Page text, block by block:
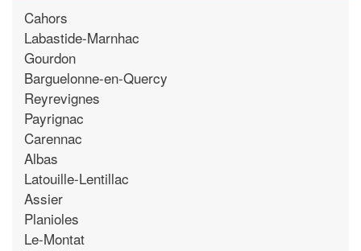
Cahors
Labastide-Marnhac
Gourdon
Barguelonne-en-Quercy
Reyrevignes
Payrignac
Carennac
Albas
Latouille-Lentillac
Assier
Planioles
Le-Montat